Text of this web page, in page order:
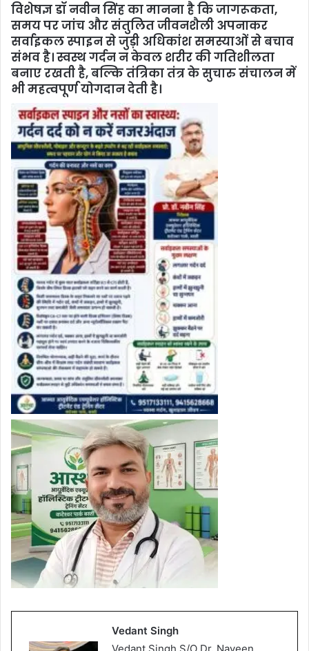
‎विशेषज्ञ डॉ नवीन सिंह का मानना है कि जागरूकता,
समय पर जांच और संतुलित जीवनशैली अपनाकर
सर्वाइकल स्पाइन से जुड़ी अधिकांश समस्याओं से बचाव
संभव है। स्वस्थ गर्दन न केवल शरीर की गतिशीलता
बनाए रखती है, बल्कि तंत्रिका तंत्र के सुचारु संचालन में
भी महत्वपूर्ण योगदान देती है।
Vedant Singh